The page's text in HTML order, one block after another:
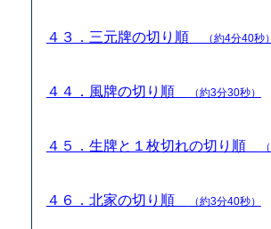
４３．三元牌の切り順 （約4分40秒）
４４．風牌の切り順 （約3分30秒）
４５．生牌と１枚切れの切り順
４６．北家の切り順 （約3分40秒）